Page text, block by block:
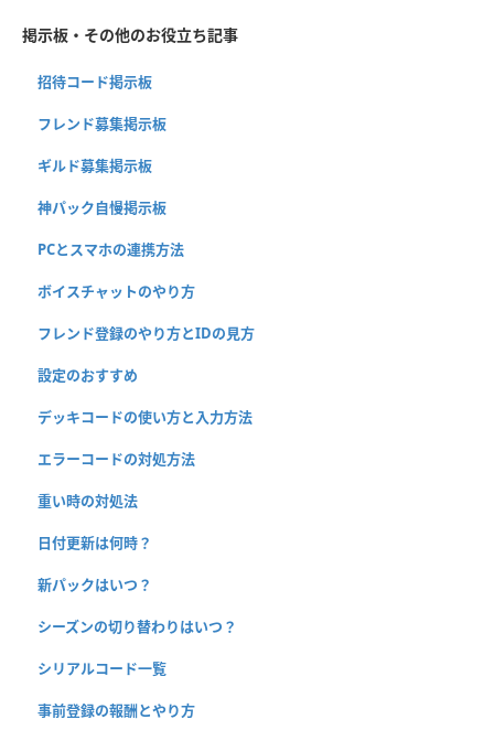
掲示板・その他のお役立ち記事
招待コード掲示板
フレンド募集掲示板
ギルド募集掲示板
神パック自慢掲示板
PCとスマホの連携方法
ボイスチャットのやり方
フレンド登録のやり方とIDの見方
設定のおすすめ
デッキコードの使い方と入力方法
エラーコードの対処方法
重い時の対処法
日付更新は何時？
新パックはいつ？
シーズンの切り替わりはいつ？
シリアルコード一覧
事前登録の報酬とやり方